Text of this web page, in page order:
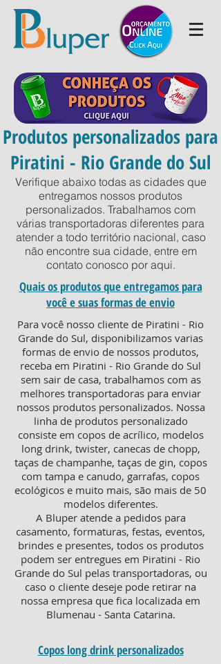
Produtos personalizados para
Piratini - Rio Grande do Sul
Verifique abaixo todas as cidades que
entregamos nossos produtos
personalizados. Trabalhamos com
várias transportadoras diferentes para
atender a todo território nacional, caso
não encontre sua cidade, entre em
contato conosco por aqui.
Para você nosso cliente de Piratini - Rio
Grande do Sul, disponibilizamos varias
formas de envio de nossos produtos,
receba em Piratini - Rio Grande do Sul
sem sair de casa, trabalhamos com as
melhores transportadoras para enviar
nossos produtos personalizados. Nossa
linha de produtos personalizado
consiste em copos de acrílico, modelos
long drink, twister, canecas de chopp,
taças de champanhe, taças de gin, copos
com tampa e canudo, garrafas, copos
ecológicos e muito mais, são mais de 50
modelos diferentes.
A Bluper atende a pedidos para
casamento, formaturas, festas, eventos,
brindes e presentes, todos os produtos
podem ser entregues em Piratini - Rio
Grande do Sul pelas transportadoras, ou
caso o cliente deseje pode retirar na
nossa empresa que fica localizada em
Blumenau - Santa Catarina.
Quais os produtos que entregamos para
você e suas formas de envio
Copos long drink personalizados